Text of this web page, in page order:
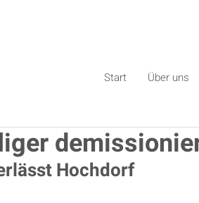
Start Über uns
Hochdorf